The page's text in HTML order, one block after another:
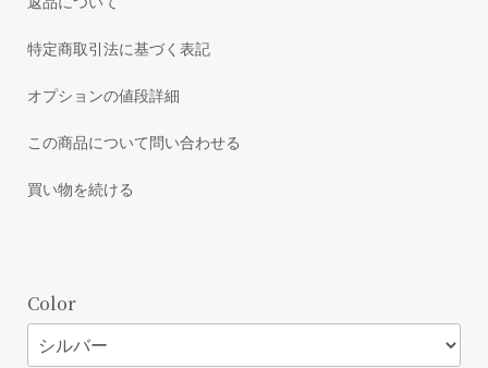
特定商取引法に基づく表記
オプションの値段詳細
この商品について問い合わせる
買い物を続ける
Color